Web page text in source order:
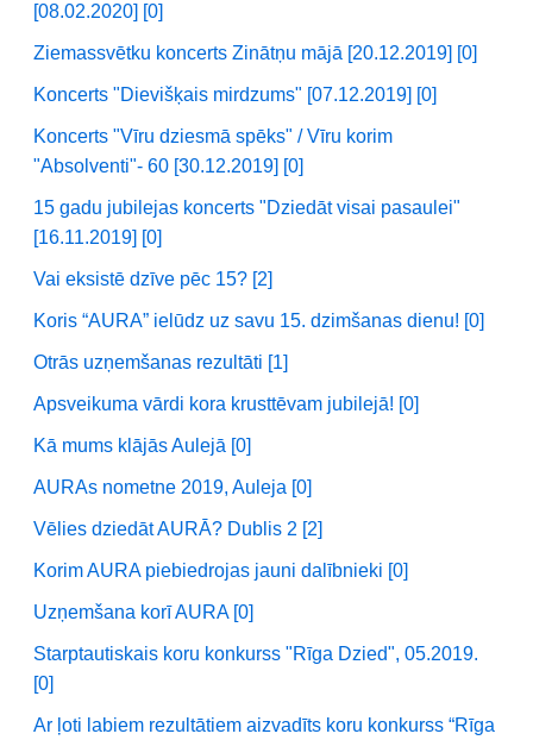
[08.02.2020] [0]
Ziemassvētku koncerts Zinātņu mājā [20.12.2019] [0]
Koncerts "Dievišķais mirdzums" [07.12.2019] [0]
Koncerts "Vīru dziesmā spēks" / Vīru korim
"Absolventi"- 60 [30.12.2019] [0]
15 gadu jubilejas koncerts "Dziedāt visai pasaulei"
[16.11.2019] [0]
Vai eksistē dzīve pēc 15? [2]
Koris “AURA” ielūdz uz savu 15. dzimšanas dienu! [0]
Otrās uzņemšanas rezultāti [1]
Apsveikuma vārdi kora krusttēvam jubilejā! [0]
Kā mums klājās Aulejā [0]
AURAs nometne 2019, Auleja [0]
Vēlies dziedāt AURĀ? Dublis 2 [2]
Korim AURA piebiedrojas jauni dalībnieki [0]
Uzņemšana korī AURA [0]
Starptautiskais koru konkurss "Rīga Dzied", 05.2019.
[0]
Ar ļoti labiem rezultātiem aizvadīts koru konkurss “Rīga